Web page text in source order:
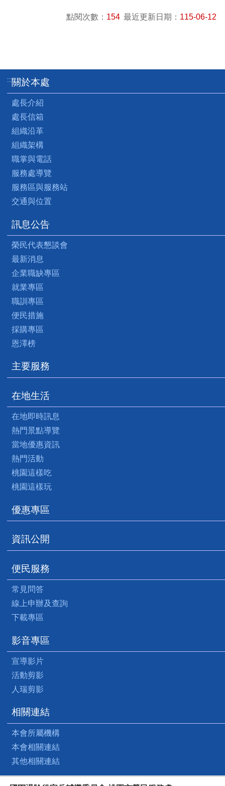
點閱次數： 154 最近更新日期： 115-06-12
:::關於本處
處長介紹
處長信箱
組織沿革
組織架構
職掌與電話
服務處導覽
服務區與服務站
交通與位置
訊息公告
榮民代表懇談會
最新消息
企業職缺專區
就業專區
職訓專區
便民措施
採購專區
恩澤榜
主要服務
在地生活
在地即時訊息
熱門景點導覽
當地優惠資訊
熱門活動
桃園這樣吃
桃園這樣玩
優惠專區
資訊公開
便民服務
常見問答
線上申辦及查詢
下載專區
影音專區
宣導影片
活動剪影
人瑞剪影
相關連結
本會所屬機構
本會相關連結
其他相關連結